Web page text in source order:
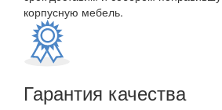
корпусную мебель.
Гарантия качества